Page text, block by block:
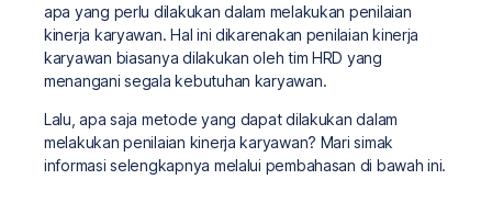
apa yang perlu dilakukan dalam melakukan penilaian
kinerja karyawan. Hal ini dikarenakan penilaian kinerja
karyawan biasanya dilakukan oleh tim HRD yang
menangani segala kebutuhan karyawan.
Lalu, apa saja metode yang dapat dilakukan dalam
melakukan penilaian kinerja karyawan? Mari simak
informasi selengkapnya melalui pembahasan di bawah ini.